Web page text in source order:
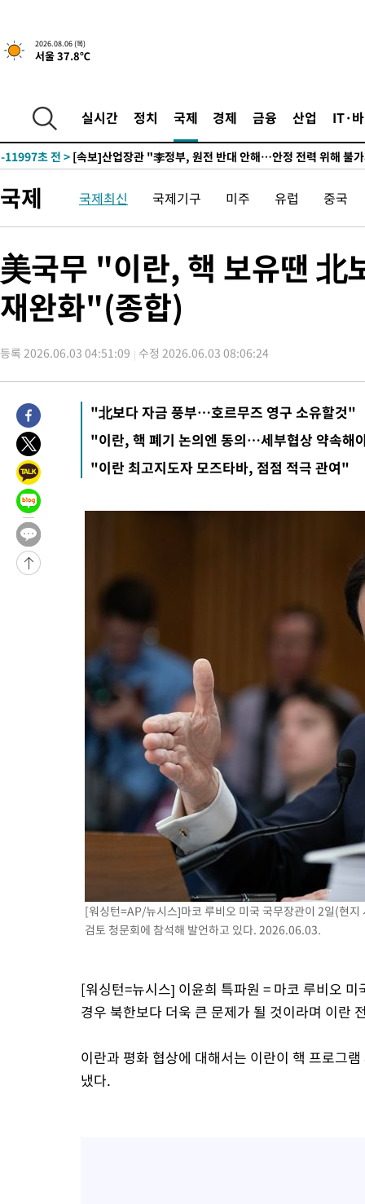
2026.08.06 (목)
서울 37.8℃
실시간 정치 국제 경제 금융 산업 IT·
-23261초 전 >손흥민, 5경기 연속골 실패…LAFC는 승부차기 끝 과달라하라
-15862초 전 > 내일까지 39도 '펄펄'…기상청 "태풍 지나며 폭염 잠시 꺾인
-15477초 전 >
"美간섭에 합의 지연"…트럼프, '이란 호르무즈 통제권' 수용
-11997초 전 >
-10694초 전 > [속보]경찰, '홍명보 선임 논란' 대한축구협회·축구회관 등 압
상
-9874초 전 >
[속보]코스피 매도사이드카 발동…4%대 급락
-9146초 전 >[속보]전남광주 초대 시민추천 부시장에 백승주·윤난실
-5274초 전 >[속보]코스닥, 2.15포인트(0.27%) 내린 797.44 출발
-5257초 전 >[속보]코스피, 119.51포인트(1.81%) 내린 6478.75 개장
-1704초 전 >6월 경상수지 497.3억 달러…두 달 연속 사상 최대
16분 전 >미 워싱턴주 스포캔 시의 통제불능 3개 산불, 방화선 일부 구축
2시간 전 >[속보] 호르무즈 해협 이란-오만 협상 기대속 뉴욕증시 혼조 마감
0.49%↑
-28842초 전 >
[속보]코스닥, 800p 회복…0.26% 오른 801.67 마감
-28772초 전 >
[속보]코스피, 301.88포인트(4.58%) 내린 6296.38 마감
-28637초 전 >
[속보]원·달러 환율, 0.7원 내린 1423.8원 마감
-26236초 전 >
"여기 떨어졌다"…다누리, 스페이스X 로켓 달 충돌 흔적 포착
-23281초 전 >
-15882초 전 >
-15519초 전 >
-15497초 전 >
"美간섭에 합의 지연"…트럼프, '이란 호르무즈 통제권' 수용
[속보]산업장관 "李정부, 원전 반대 안해…안정 전력 위해 불
[속보]경찰, '홍명보 선임 논란' 대한축구협회·축구회관 등 압
[속보]산업장관 "美무역법 제301조 과잉생산 결과 발표 8월
[속보]코스피 매도사이드카 발동…4%대 급락
[속보]전남광주 초대 시민추천 부시장에 백승주·윤난실
서울 열대야 15일째 지속…비공식 '초열대야' 30도 넘어
[속보]코스닥, 2.15포인트(0.27%) 내린 797.44 출발
[속보]코스피, 119.51포인트(1.81%) 내린 6478.75 개장
6월 경상수지 497.3억 달러…두 달 연속 사상 최대
서울 낮 39도 '폭염중대경보'…40도 관측 가능성도
미 워싱턴주 스포캔 시의 통제불능 3개 산불, 방화선 일부 구축
[속보] 호르무즈 해협 이란-오만 협상 기대속 뉴욕증시 혼조 마감
국제 국제최신 국제기구 미주 유럽 중국
美국무 "이란, 핵 보유땐 北
재완화"(종합)
등록 2026.06.03 04:51:09 수정 2026.06.03 08:06:24
"北보다 자금 풍부…호르무즈 영구 소유할것"
"이란, 핵 폐기 논의엔 동의…세부협상 약속해
"이란 최고지도자 모즈타바, 점점 적극 관여"
[워싱턴=AP/뉴시스]마코 루비오 미국 국무장관이 2일(현
검토 청문회에 참석해 발언하고 있다. 2026.06.03.
[워싱턴=뉴시스] 이윤희 특파원 = 마코 루비오
경우 북한보다 더욱 큰 문제가 될 것이라며 이란
이란과 평화 협상에 대해서는 이란이 핵 프로그
냈다.